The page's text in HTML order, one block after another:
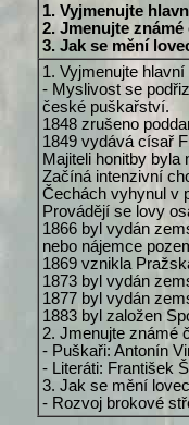
1. Vyjmenujte
2. Jmenujte
3. Jak se mění
1. Vyjmenujte
- Myslivost se
české puškařství.
1848 zrušeno
1849 vydává císař
Majiteli honitby
Začíná intenzivní
Čechách vyhynul v
Provádějí se lovy
1866 byl vydán
nebo nájemce
1869 vznikla
1873 byl vydán
1877 byl vydán
1883 byl založen
2. Jmenujte známé
- Puškaři: Antonín
- Literáti: František
3. Jak se mění
- Rozvoj brokové